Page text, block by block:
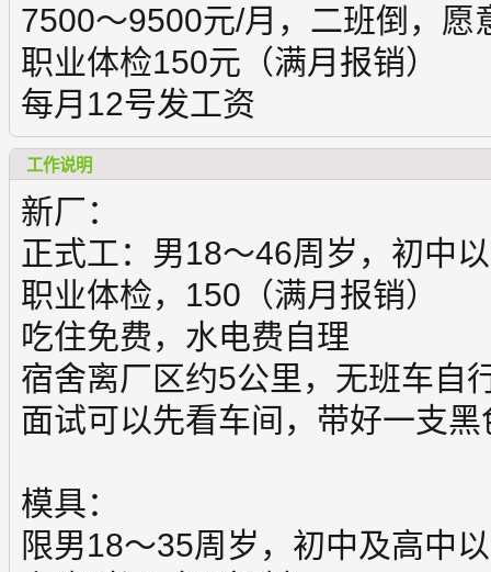
7500～9500元/月，二班倒，愿
职业体检150元（满月报销）
每月12号发工资
工作说明
新厂：
正式工：男18～46周岁，初中
职业体检，150（满月报销）
吃住免费，水电费自理
宿舍离厂区约5公里，无班车自
面试可以先看车间，带好一支黑
模具：
限男18～35周岁，初中及高中